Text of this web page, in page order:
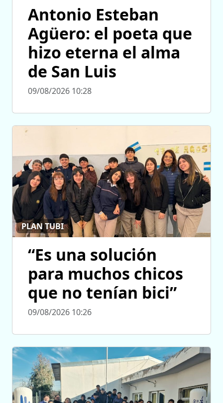
Antonio Esteban
Agüero: el poeta que
hizo eterna el alma
de San Luis
09/08/2026 10:28
PLAN TUBI
“Es una solución
para muchos chicos
que no tenían bici”
09/08/2026 10:26